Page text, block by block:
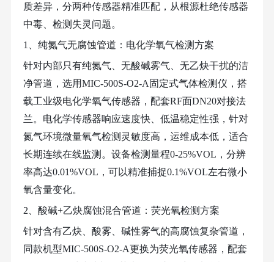
质差异，分两种传感器精准匹配，从根源杜绝传感器
中毒、检测失灵问题。
1、纯氮气无腐蚀管道：电化学氧气检测方案
针对内部只有纯氮气、无酸碱雾气、无乙炔干扰的洁
净管道，选用MIC-500S-O2-A固定式气体检测仪，搭
载工业级电化学氧气传感器，配套RF面DN20对接法
兰。电化学传感器响应速度快、低温稳定性强，针对
氮气环境微量氧气检测灵敏度高，运维成本低，适合
长期连续在线监测。设备检测量程0-25%VOL，分辨
率高达0.01%VOL，可以精准捕捉0.1%VOL左右微小
氧含量变化。
2、酸碱+乙炔腐蚀混合管道：荧光氧检测方案
针对含有乙炔、酸雾、碱性雾气的高腐蚀复杂管道，
同款机型MIC-500S-O2-A更换为荧光氧传感器，配套